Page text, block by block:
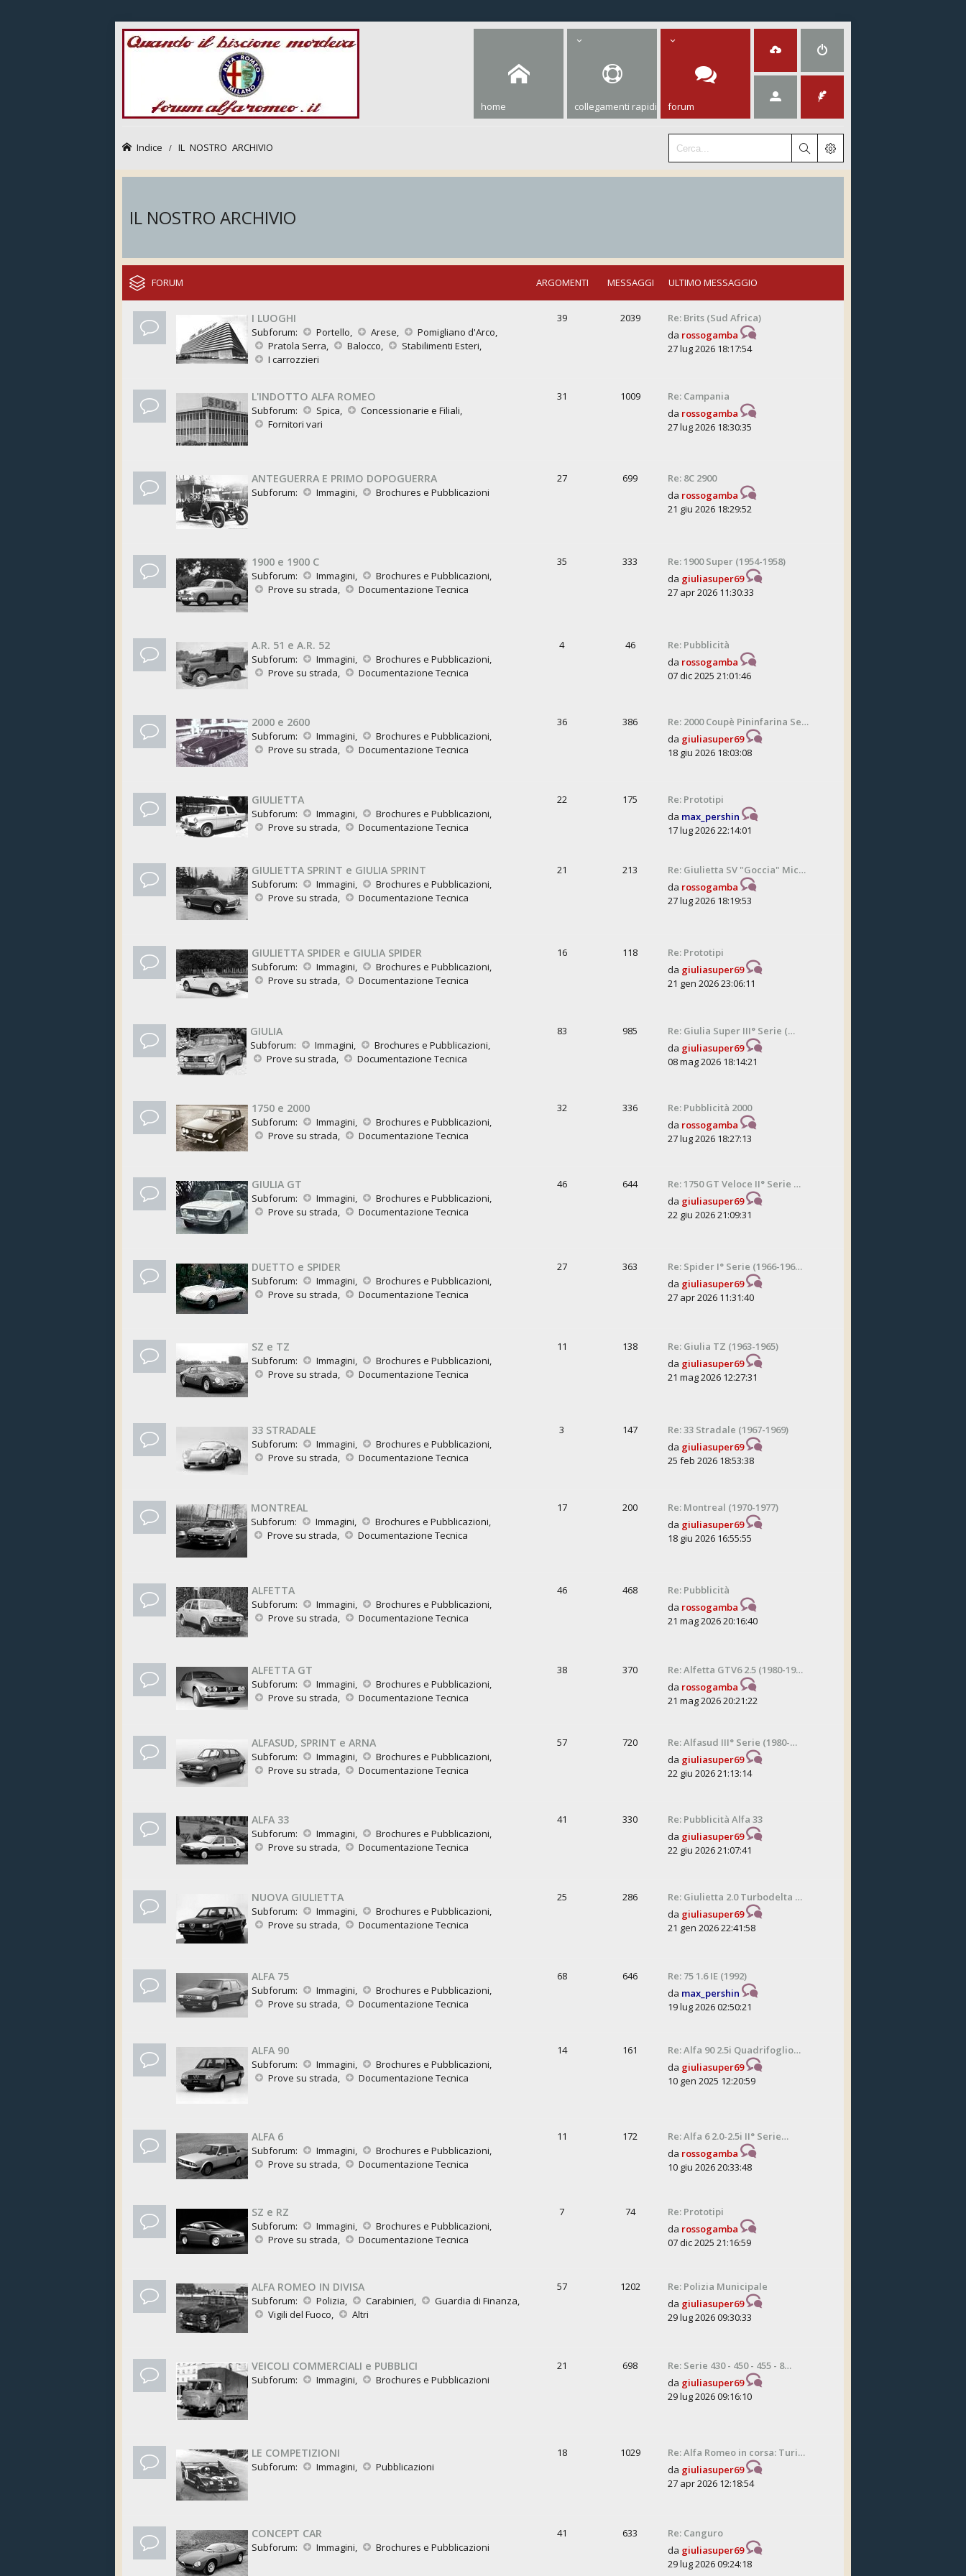
home collegamenti rapidi forum
Indice IL NOSTRO ARCHIVIO
IL NOSTRO ARCHIVIO
FORUM ARGOMENTI MESSAGGI ULTIMO MESSAGGIO
I LUOGHI
Subforum: Portello, Arese, Pomigliano d'Arco,
Pratola Serra, Balocco, Stabilimenti Esteri,
I carrozzieri
39 2039
Re: Brits (Sud Africa)
da rossogamba
27 lug 2026 18:17:54
L'INDOTTO ALFA ROMEO
Subforum: Spica, Concessionarie e Filiali,
Fornitori vari
31 1009
Re: Campania
da rossogamba
27 lug 2026 18:30:35
ANTEGUERRA E PRIMO DOPOGUERRA
Subforum: Immagini, Brochures e Pubblicazioni
27 699
Re: 8C 2900
da rossogamba
21 giu 2026 18:29:52
1900 e 1900 C
Subforum: Immagini, Brochures e Pubblicazioni,
Prove su strada, Documentazione Tecnica
35 333
Re: 1900 Super (1954-1958)
da giuliasuper69
27 apr 2026 11:30:33
A.R. 51 e A.R. 52
Subforum: Immagini, Brochures e Pubblicazioni,
Prove su strada, Documentazione Tecnica
4 46
Re: Pubblicità
da rossogamba
07 dic 2025 21:01:46
2000 e 2600
Subforum: Immagini, Brochures e Pubblicazioni,
Prove su strada, Documentazione Tecnica
36 386
Re: 2000 Coupè Pininfarina Se…
da giuliasuper69
18 giu 2026 18:03:08
GIULIETTA
Subforum: Immagini, Brochures e Pubblicazioni,
Prove su strada, Documentazione Tecnica
22 175
Re: Prototipi
da max_pershin
17 lug 2026 22:14:01
GIULIETTA SPRINT e GIULIA SPRINT
Subforum: Immagini, Brochures e Pubblicazioni,
Prove su strada, Documentazione Tecnica
21 213
Re: Giulietta SV "Goccia" Mic…
da rossogamba
27 lug 2026 18:19:53
GIULIETTA SPIDER e GIULIA SPIDER
Subforum: Immagini, Brochures e Pubblicazioni,
Prove su strada, Documentazione Tecnica
16 118
Re: Prototipi
da giuliasuper69
21 gen 2026 23:06:11
GIULIA
Subforum: Immagini, Brochures e Pubblicazioni,
Prove su strada, Documentazione Tecnica
83 985
Re: Giulia Super III° Serie (…
da giuliasuper69
08 mag 2026 18:14:21
1750 e 2000
Subforum: Immagini, Brochures e Pubblicazioni,
Prove su strada, Documentazione Tecnica
32 336
Re: Pubblicità 2000
da rossogamba
27 lug 2026 18:27:13
GIULIA GT
Subforum: Immagini, Brochures e Pubblicazioni,
Prove su strada, Documentazione Tecnica
46 644
Re: 1750 GT Veloce II° Serie …
da giuliasuper69
22 giu 2026 21:09:31
DUETTO e SPIDER
Subforum: Immagini, Brochures e Pubblicazioni,
Prove su strada, Documentazione Tecnica
27 363
Re: Spider I° Serie (1966-196…
da giuliasuper69
27 apr 2026 11:31:40
SZ e TZ
Subforum: Immagini, Brochures e Pubblicazioni,
Prove su strada, Documentazione Tecnica
11 138
Re: Giulia TZ (1963-1965)
da giuliasuper69
21 mag 2026 12:27:31
33 STRADALE
Subforum: Immagini, Brochures e Pubblicazioni,
Prove su strada, Documentazione Tecnica
3 147
Re: 33 Stradale (1967-1969)
da giuliasuper69
25 feb 2026 18:53:38
MONTREAL
Subforum: Immagini, Brochures e Pubblicazioni,
Prove su strada, Documentazione Tecnica
17 200
Re: Montreal (1970-1977)
da giuliasuper69
18 giu 2026 16:55:55
ALFETTA
Subforum: Immagini, Brochures e Pubblicazioni,
Prove su strada, Documentazione Tecnica
46 468
Re: Pubblicità
da rossogamba
21 mag 2026 20:16:40
ALFETTA GT
Subforum: Immagini, Brochures e Pubblicazioni,
Prove su strada, Documentazione Tecnica
38 370
Re: Alfetta GTV6 2.5 (1980-19…
da rossogamba
21 mag 2026 20:21:22
ALFASUD, SPRINT e ARNA
Subforum: Immagini, Brochures e Pubblicazioni,
Prove su strada, Documentazione Tecnica
57 720
Re: Alfasud III° Serie (1980-…
da giuliasuper69
22 giu 2026 21:13:14
ALFA 33
Subforum: Immagini, Brochures e Pubblicazioni,
Prove su strada, Documentazione Tecnica
41 330
Re: Pubblicità Alfa 33
da giuliasuper69
22 giu 2026 21:07:41
NUOVA GIULIETTA
Subforum: Immagini, Brochures e Pubblicazioni,
Prove su strada, Documentazione Tecnica
25 286
Re: Giulietta 2.0 Turbodelta …
da giuliasuper69
21 gen 2026 22:41:58
ALFA 75
Subforum: Immagini, Brochures e Pubblicazioni,
Prove su strada, Documentazione Tecnica
68 646
Re: 75 1.6 IE (1992)
da max_pershin
19 lug 2026 02:50:21
ALFA 90
Subforum: Immagini, Brochures e Pubblicazioni,
Prove su strada, Documentazione Tecnica
14 161
Re: Alfa 90 2.5i Quadrifoglio…
da giuliasuper69
10 gen 2025 12:20:59
ALFA 6
Subforum: Immagini, Brochures e Pubblicazioni,
Prove su strada, Documentazione Tecnica
11 172
Re: Alfa 6 2.0-2.5i II° Serie…
da rossogamba
10 giu 2026 20:33:48
SZ e RZ
Subforum: Immagini, Brochures e Pubblicazioni,
Prove su strada, Documentazione Tecnica
7 74
Re: Prototipi
da rossogamba
07 dic 2025 21:16:59
ALFA ROMEO IN DIVISA
Subforum: Polizia, Carabinieri, Guardia di Finanza,
Vigili del Fuoco, Altri
57 1202
Re: Polizia Municipale
da giuliasuper69
29 lug 2026 09:30:33
VEICOLI COMMERCIALI e PUBBLICI
Subforum: Immagini, Brochures e Pubblicazioni
21 698
Re: Serie 430 - 450 - 455 - 8…
da giuliasuper69
29 lug 2026 09:16:10
LE COMPETIZIONI
Subforum: Immagini, Pubblicazioni
18 1029
Re: Alfa Romeo in corsa: Turi…
da giuliasuper69
27 apr 2026 12:18:54
CONCEPT CAR
Subforum: Immagini, Brochures e Pubblicazioni
41 633
Re: Canguro
da giuliasuper69
29 lug 2026 09:24:18